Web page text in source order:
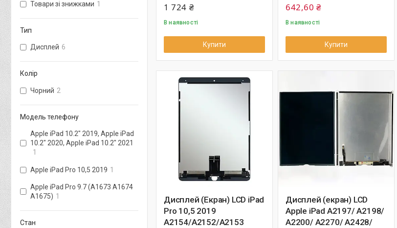
1 724 ₴
В наявності
Купити
642,60 ₴
В наявності
Купити
Дисплей (Екран) LCD iPad
Pro 10,5 2019
A2154/A2152/A2153
Дисплей (екран) LCD
Apple iPad A2197/ A2198/
A2200/ A2270/ A2428/
Товари зі знижками 1
Тип
Дисплей 6
Колір
Чорний 2
Модель телефону
Apple iPad 10.2" 2019, Apple iPad
10.2" 2020, Apple iPad 10.2" 2021
1
Apple iPad Pro 10,5 2019 1
Apple iPad Pro 9.7 (A1673 A1674
A1675) 1
Стан